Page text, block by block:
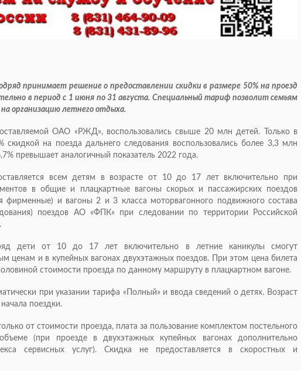
принимает решение о предоставлении скидки в размере 50% на проезд
в период с 1 июня по 31 августа. Специальный тариф позволит семьям
организацию летнего отдыха.
ОАО «РЖД», воспользовались свыше 20 млн детей. Только в
на поезда дальнего следования воспользовались более 3,3 млн
превышает аналогичный показатель 2022 года.
всем детям в возрасте от 10 до 17 лет включительно при
в общие и плацкартные вагоны скорых и пассажирских поездов
фирменные) и вагоны 2 и 3 класса моторвагонного подвижного состава
поездов АО «ФПК» при следовании по территории Российской
дети от 10 до 17 лет включительно в летние каникулы смогут
ценам и в купейных вагонах двухэтажных поездов. При этом цена билета
стоимости проезда по данному маршруту в плацкартном вагоне.
при указании тарифа «Полный» и ввода сведений о детях. Возраст
поездки.
от стоимости проезда, плата за пользование комплектом постельного
(при проезде в двухэтажных купейных вагонах дополнительно
сервисных услуг). Скидка не предоставляется в скоростных и